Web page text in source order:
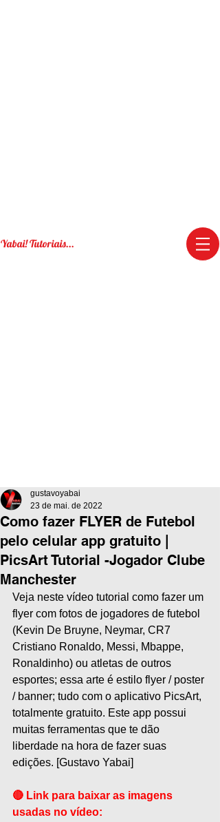
Yabai! Tutoriais...
Como fazer FLYER de Futebol
pelo celular app gratuito |
PicsArt Tutorial -Jogador Clube
Manchester
gustavoyabai
23 de mai. de 2022
Veja neste vídeo tutorial como fazer um
flyer com fotos de jogadores de futebol
(Kevin De Bruyne, Neymar, CR7
Cristiano Ronaldo, Messi, Mbappe,
Ronaldinho) ou atletas de outros
esportes; essa arte é estilo flyer / poster
/ banner; tudo com o aplicativo PicsArt,
totalmente gratuito. Este app possui
muitas ferramentas que te dão
liberdade na hora de fazer suas
edições. [Gustavo Yabai]
🔴 Link para baixar as imagens
usadas no vídeo: